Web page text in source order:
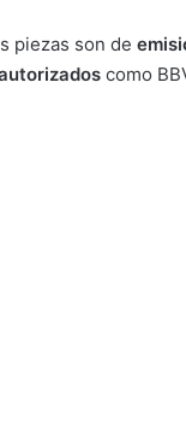
piezas son de
como